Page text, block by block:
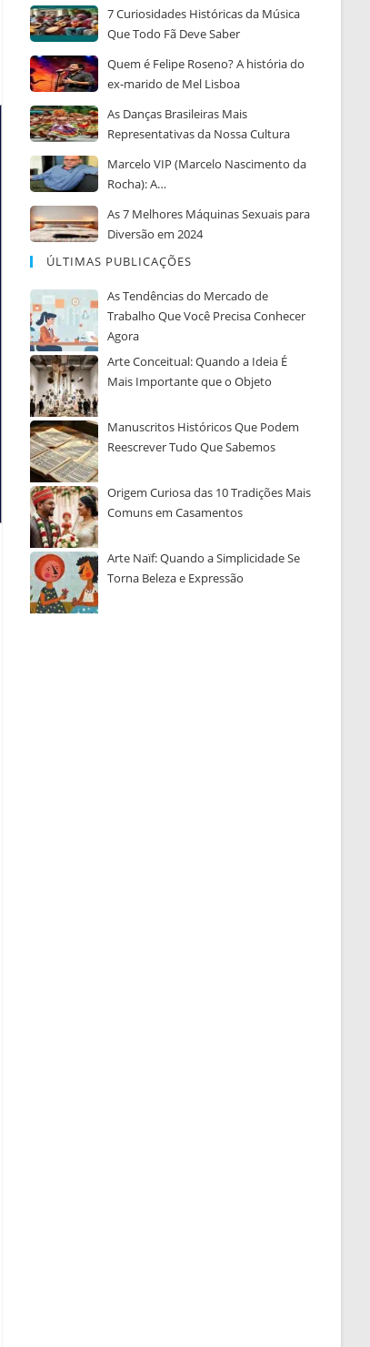
7 Curiosidades Históricas da Música
Que Todo Fã Deve Saber
Quem é Felipe Roseno? A história do
ex-marido de Mel Lisboa
As Danças Brasileiras Mais
Representativas da Nossa Cultura
Marcelo VIP (Marcelo Nascimento da
Rocha): A…
As 7 Melhores Máquinas Sexuais para
Diversão em 2024
ÚLTIMAS PUBLICAÇÕES
As Tendências do Mercado de
Trabalho Que Você Precisa Conhecer
Agora
Arte Conceitual: Quando a Ideia É
Mais Importante que o Objeto
Manuscritos Históricos Que Podem
Reescrever Tudo Que Sabemos
Origem Curiosa das 10 Tradições Mais
Comuns em Casamentos
Arte Naïf: Quando a Simplicidade Se
Torna Beleza e Expressão